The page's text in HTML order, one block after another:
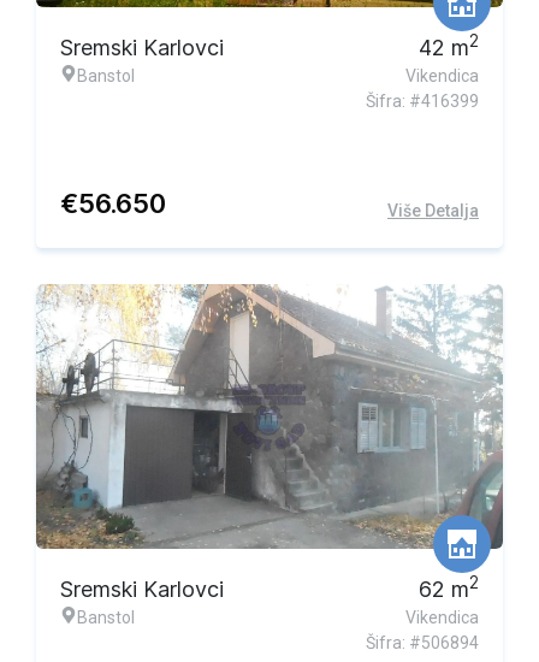
Sremski Karlovci
Banstol
42 m2
Vikendica
Šifra: #416399
€56.650 Više Detalja
Sremski Karlovci
Banstol
62 m2
Vikendica
Šifra: #506894